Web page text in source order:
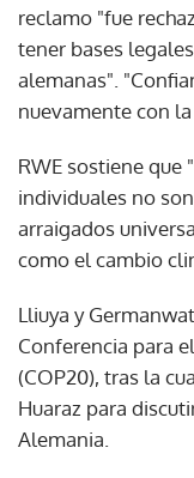
reclamo "fue
tener bases
alemanas".
nuevamente con
RWE sostiene que
individuales no
arraigados
como el cambio
Lliuya y
Conferencia para
(COP20), tras la
Huaraz para
Alemania.